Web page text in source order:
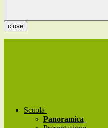
close
Scuola
Panoramica